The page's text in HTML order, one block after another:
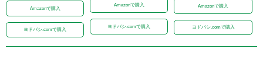
Amazonで購入
ヨドバシ.comで購入
Amazonで購入
ヨドバシ.comで購入
Amazonで購入
ヨドバシ.comで購入